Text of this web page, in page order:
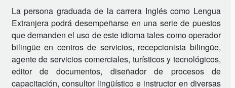
La persona graduada de la carrera Inglés como Lengua
Extranjera podrá desempeñarse en una serie de puestos
que demanden el uso de este idioma tales como operador
bilingüe en centros de servicios, recepcionista bilingüe,
agente de servicios comerciales, turísticos y tecnológicos,
editor de documentos, diseñador de procesos de
capacitación, consultor lingüístico e instructor en diversas